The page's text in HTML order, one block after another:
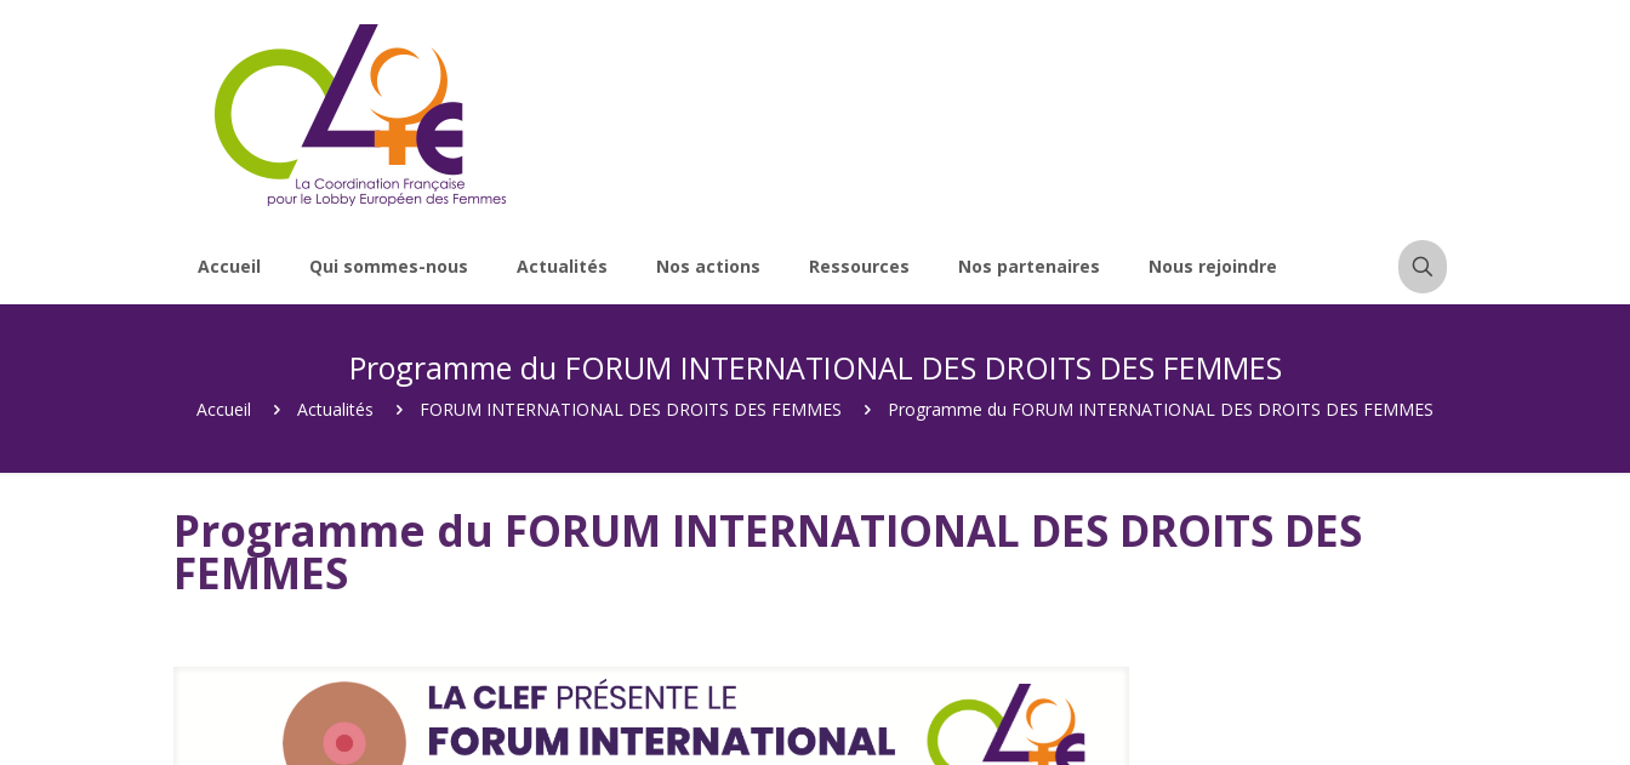
Accueil Qui sommes-nous Actualités Nos actions Ressources Nos partenaires Nous rejoindre
Programme du FORUM INTERNATIONAL DES DROITS DES FEMMES
Accueil Actualités FORUM INTERNATIONAL DES DROITS DES FEMMES Programme du FORUM INTERNATIONAL DES DROITS DES FEMMES
Programme du FORUM INTERNATIONAL DES DROITS DES
FEMMES